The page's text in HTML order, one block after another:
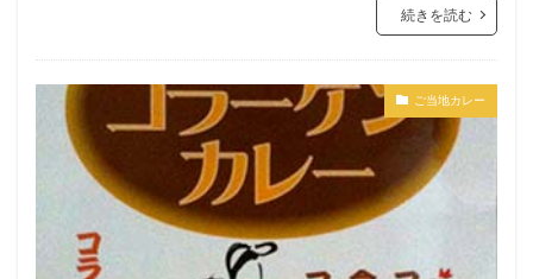
続きを読む
ご当地カレー